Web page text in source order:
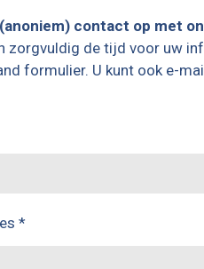
contact op met
zorgvuldig de tijd voor uw
formulier. U kunt ook e-
*